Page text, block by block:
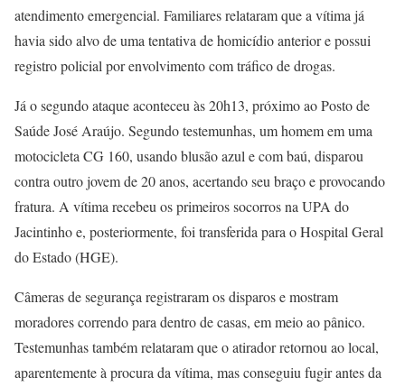
atendimento emergencial. Familiares relataram que a vítima já
havia sido alvo de uma tentativa de homicídio anterior e possui
registro policial por envolvimento com tráfico de drogas.
Já o segundo ataque aconteceu às 20h13, próximo ao Posto de
Saúde José Araújo. Segundo testemunhas, um homem em uma
motocicleta CG 160, usando blusão azul e com baú, disparou
contra outro jovem de 20 anos, acertando seu braço e provocando
fratura. A vítima recebeu os primeiros socorros na UPA do
Jacintinho e, posteriormente, foi transferida para o Hospital Geral
do Estado (HGE).
Câmeras de segurança registraram os disparos e mostram
moradores correndo para dentro de casas, em meio ao pânico.
Testemunhas também relataram que o atirador retornou ao local,
aparentemente à procura da vítima, mas conseguiu fugir antes da